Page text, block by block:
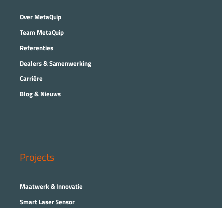
Over MetaQuip
Team MetaQuip
Referenties
Dealers & Samenwerking
Carrière
Blog & Nieuws
Projects
Maatwerk & Innovatie
Smart Laser Sensor